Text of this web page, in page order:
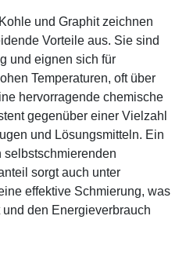
und Graphit zeichnen
Vorteile aus. Sie sind
und eignen sich für
Temperaturen, oft über
hervorragende chemische
gegenüber einer Vielzahl
und Lösungsmitteln. Ein
selbstschmierenden
sorgt auch unter
effektive Schmierung, was
den Energieverbrauch